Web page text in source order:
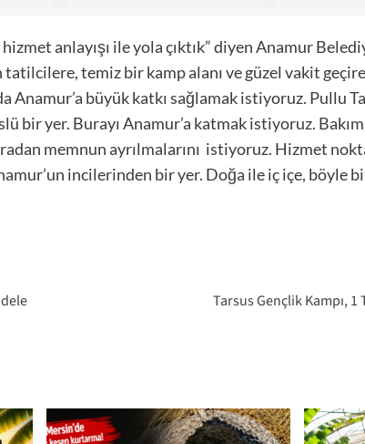
anlayışı ile yola çıktık” diyen Anamur
tatilcilere, temiz bir kamp alanı ve güzel vakit
Anamur’a büyük katkı sağlamak istiyoruz. Pullu
bir yer. Burayı Anamur’a katmak istiyoruz.
memnun ayrılmalarını istiyoruz. Hizmet
incilerinden bir yer. Doğa ile iç içe, böyle
Tarsus Gençlik Kampı, 1